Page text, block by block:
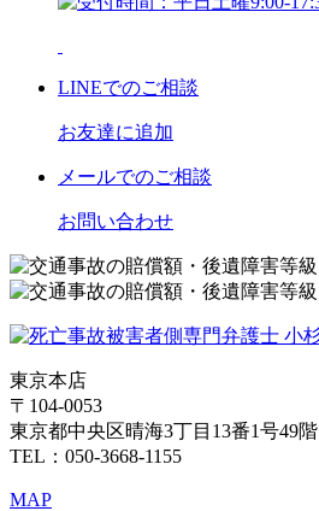
LINEでのご相談
お友達に追加
メールでのご相談
お問い合わせ
東京本店
〒104-0053
東京都中央区晴海3丁目13番1号49階
TEL：050-3668-1155
MAP